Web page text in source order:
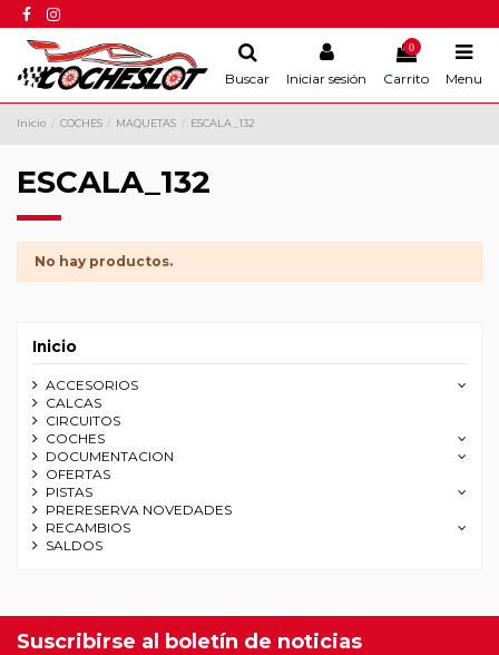
Buscar Iniciar sesión
0
Carrito Menu
Inicio COCHES MAQUETAS ESCALA_132
ESCALA_132
No hay productos.
Inicio
ACCESORIOS
CALCAS
CIRCUITOS
COCHES
DOCUMENTACION
OFERTAS
PISTAS
PRERESERVA NOVEDADES
RECAMBIOS
SALDOS
Suscribirse al boletín de noticias